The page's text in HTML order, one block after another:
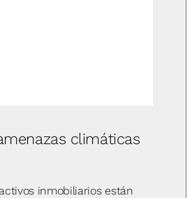
climáticas
inmobiliarios están